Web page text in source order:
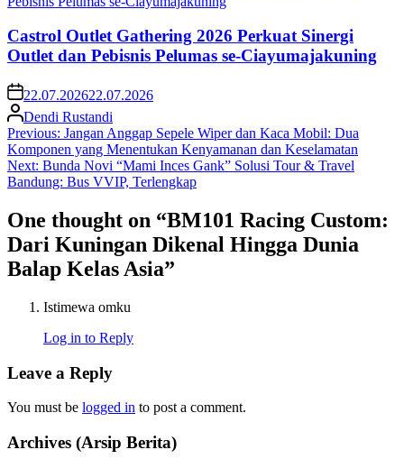
Castrol Outlet Gathering 2026 Perkuat Sinergi
Outlet dan Pebisnis Pelumas se-Ciayumajakuning
22.07.202622.07.2026
Dendi Rustandi
Post
navigation
Previous: Jangan Anggap Sepele Wiper dan Kaca Mobil: Dua
Komponen yang Menentukan Kenyamanan dan Keselamatan
Next: Bunda Novi “Mami Inces Gank” Solusi Tour & Travel
Bandung: Bus VVIP, Terlengkap
One thought on “BM101 Racing Custom:
Dari Kuningan Dikenal Hingga Dunia
Balap Kelas Asia”
Istimewa omku
Log in to Reply
Leave a Reply
You must be logged in to post a comment.
Archives (Arsip Berita)